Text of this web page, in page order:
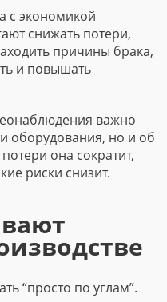
с экономикой
снижать потери,
причины брака,
и повышать
важно
оборудования, но и об
она сократит,
риски снизит.
“просто по углам”.